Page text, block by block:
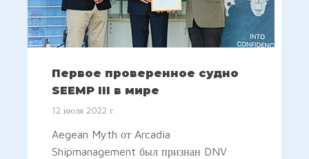
Первое проверенное судно
SEEMP III в мире
12 июля 2022 г.
Aegean Myth от Arcadia
Shipmanagement был признан DNV